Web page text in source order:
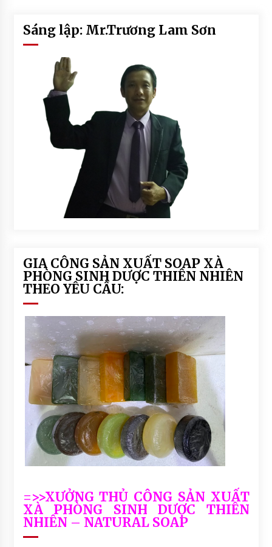
Sáng lập: Mr.Trương Lam Sơn
GIA CÔNG SẢN XUẤT SOAP XÀ
PHÒNG SINH DƯỢC THIÊN NHIÊN
THEO YÊU CẦU:
=>>XƯỞNG THỦ CÔNG SẢN XUẤT
XÀ PHÒNG SINH DƯỢC THIÊN
NHIÊN – NATURAL SOAP